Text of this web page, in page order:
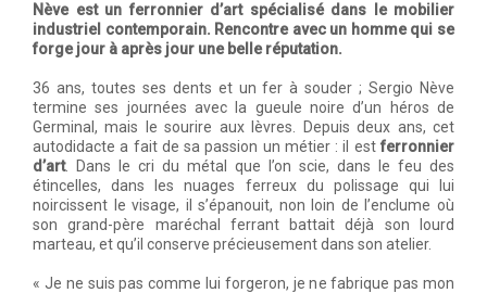
Nève est un ferronnier d’art spécialisé dans le mobilier
industriel contemporain. Rencontre avec un homme qui se
forge jour à après jour une belle réputation.
36 ans, toutes ses dents et un fer à souder ; Sergio Nève
termine ses journées avec la gueule noire d’un héros de
Germinal, mais le sourire aux lèvres. Depuis deux ans, cet
autodidacte a fait de sa passion un métier : il est ferronnier
d’art. Dans le cri du métal que l’on scie, dans le feu des
étincelles, dans les nuages ferreux du polissage qui lui
noircissent le visage, il s’épanouit, non loin de l’enclume où
son grand-père maréchal ferrant battait déjà son lourd
marteau, et qu’il conserve précieusement dans son atelier.
« Je ne suis pas comme lui forgeron, je ne fabrique pas mon